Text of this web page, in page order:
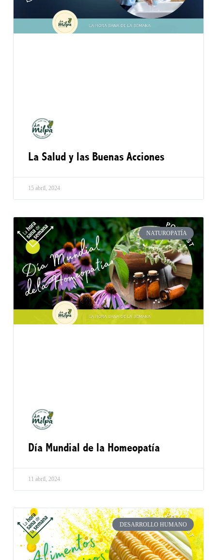
La Salud y las Buenas Acciones
15 abril, 2024
NATUROPATÍA
Día Mundial de la Homeopatía
11 abril, 2024
DESARROLLO HUMANO